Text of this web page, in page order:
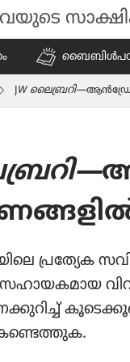
JW ലൈബ്രറി—
പ്രത്യേക